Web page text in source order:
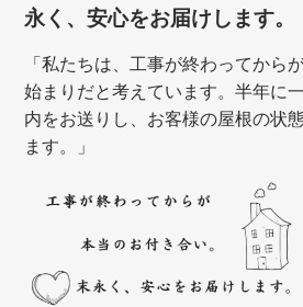
永く、安心をお届けします。
「私たちは、工事が終わってから
始まりだと考えています。半年に
内をお送りし、お客様の屋根の状
ます。」